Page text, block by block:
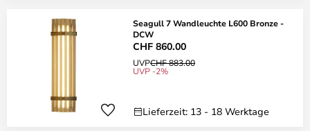
Seagull 7 Wandleuchte L600 Bronze -
DCW
CHF 860.00
UVPCHF 883.00
UVP -2%
Lieferzeit: 13 - 18 Werktage